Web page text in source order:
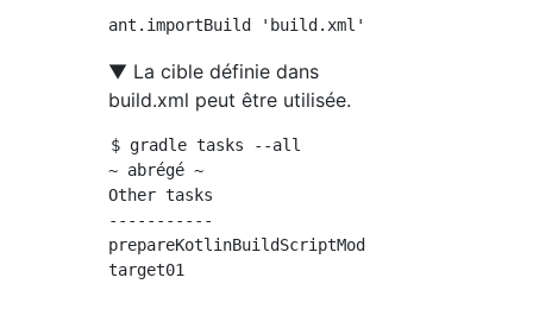
▼ La cible définie dans
build.xml peut être utilisée.
$ gradle tasks --all
~ abrégé ~
Other tasks
-----------
prepareKotlinBuildScriptModel
target01